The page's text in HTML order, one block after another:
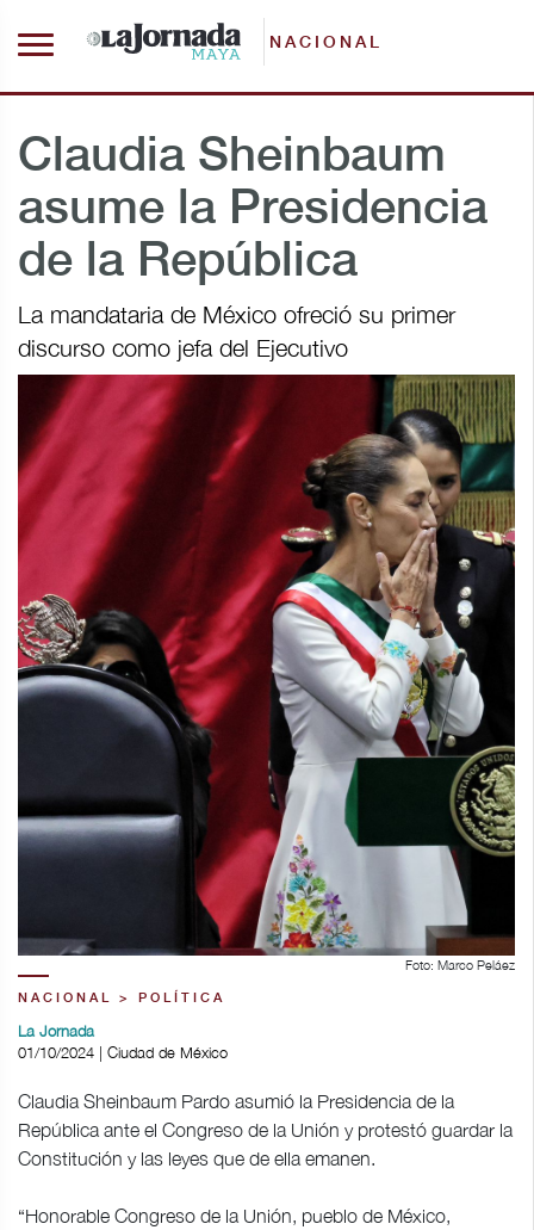
NACIONAL
Claudia Sheinbaum
asume la Presidencia
de la República
La mandataria de México ofreció su primer
discurso como jefa del Ejecutivo
Foto: Marco Peláez
NACIONAL > POLÍTICA
La Jornada
01/10/2024 | Ciudad de México
Claudia Sheinbaum Pardo asumió la Presidencia de la
República ante el Congreso de la Unión y protestó guardar la
Constitución y las leyes que de ella emanen.
“Honorable Congreso de la Unión, pueblo de México,